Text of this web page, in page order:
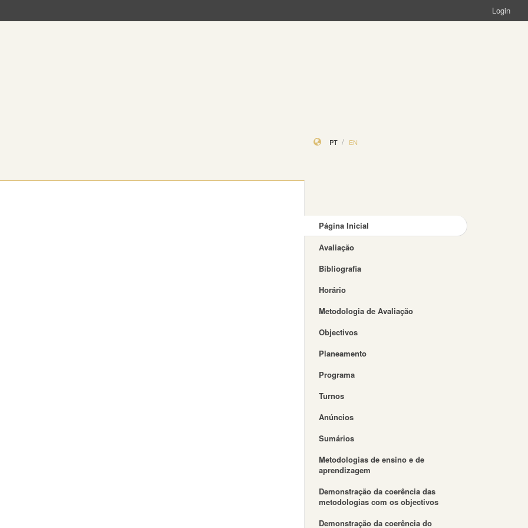
Login
PT EN
Página Inicial
Avaliação
Bibliografia
Horário
Metodologia de Avaliação
Objectivos
Planeamento
Programa
Turnos
Anúncios
Sumários
Metodologias de ensino e de
aprendizagem
Demonstração da coerência das
metodologias com os objectivos
Demonstração da coerência do